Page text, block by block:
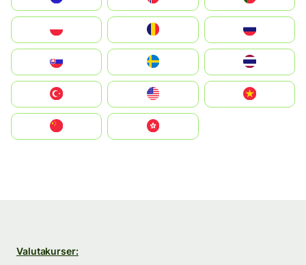
United States
中國香港特別行政區
Valutakurser: